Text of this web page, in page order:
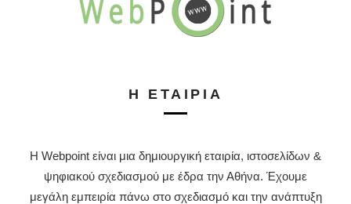
Η ΕΤΑΙΡΊΑ
Η Webpoint είναι μια δημιουργική εταιρία, ιστοσελίδων &
ψηφιακού σχεδιασμού με έδρα την Αθήνα. Έχουμε
μεγάλη εμπειρία πάνω στο σχεδιασμό και την ανάπτυξη